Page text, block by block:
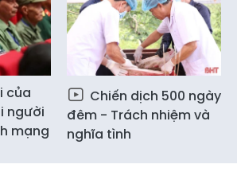
của
người
mạng
Chiến dịch 500 ngày
đêm - Trách nhiệm và
nghĩa tình